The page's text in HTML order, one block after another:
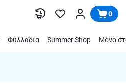
0
Φυλλάδια Summer Shop Μόνο